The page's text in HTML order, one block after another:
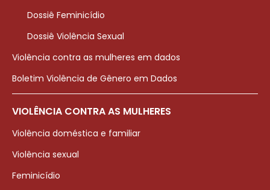
Dossiê Feminicídio
Dossiê Violência Sexual
Violência contra as mulheres em dados
Boletim Violência de Gênero em Dados
VIOLÊNCIA CONTRA AS MULHERES
Violência doméstica e familiar
Violência sexual
Feminicídio